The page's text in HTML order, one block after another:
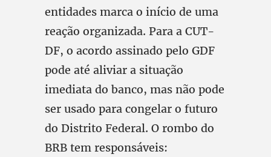
entidades marca o início de uma
reação organizada. Para a CUT-
DF, o acordo assinado pelo GDF
pode até aliviar a situação
imediata do banco, mas não pode
ser usado para congelar o futuro
do Distrito Federal. O rombo do
BRB tem responsáveis: